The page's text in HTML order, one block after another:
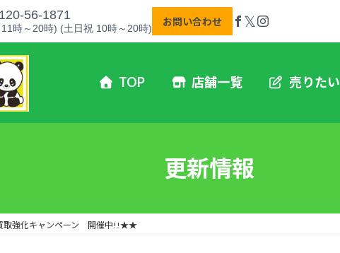
56-1871
時～20時) (土日祝 10時～20時)
お問い合わせ 𝕏
TOP 店舗一覧 売りたい
更新情報
取強化キャンペーン 開催中!!★★